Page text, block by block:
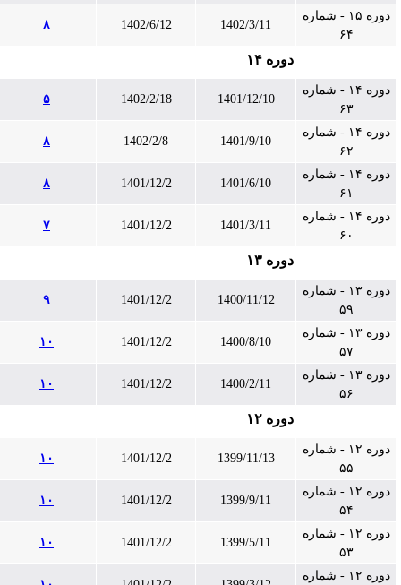
دوره ۱۵ - شماره
۶۴
1402/3/11
1402/6/12
دوره ۱۴
دوره ۱۴ - شماره
۶۳
1401/12/10
1402/2/18
دوره ۱۴ - شماره
۶۲
1401/9/10
1402/2/8
دوره ۱۴ - شماره
۶۱
1401/6/10
1401/12/2
دوره ۱۴ - شماره
۶۰
1401/3/11
1401/12/2
دوره ۱۳
دوره ۱۳ - شماره
۵۹
1400/11/12
1401/12/2
دوره ۱۳ - شماره
۵۷
1400/8/10
1401/12/2 ۱۰
دوره ۱۳ - شماره
۵۶
1400/2/11
1401/12/2 ۱۰
دوره ۱۲
دوره ۱۲ - شماره
۵۵
1399/11/13
1401/12/2 ۱۰
دوره ۱۲ - شماره
۵۴
1399/9/11
1401/12/2 ۱۰
دوره ۱۲ - شماره
۵۳
1399/5/11
1401/12/2 ۱۰
دوره ۱۲ - شماره